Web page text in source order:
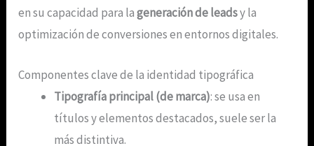
en su capacidad para lageneración de leadsy la
optimización de conversiones en entornos digitales.
Componentes clave de la identidad tipográfica
Tipografía principal (de marca): se usa en
títulos y elementos destacados, suele ser la
más distintiva.